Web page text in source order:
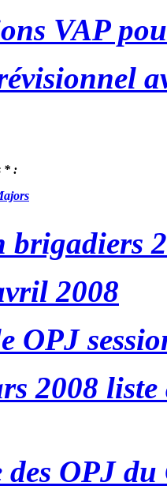
VAP
* :
2008
OPJ
2008
OPJ